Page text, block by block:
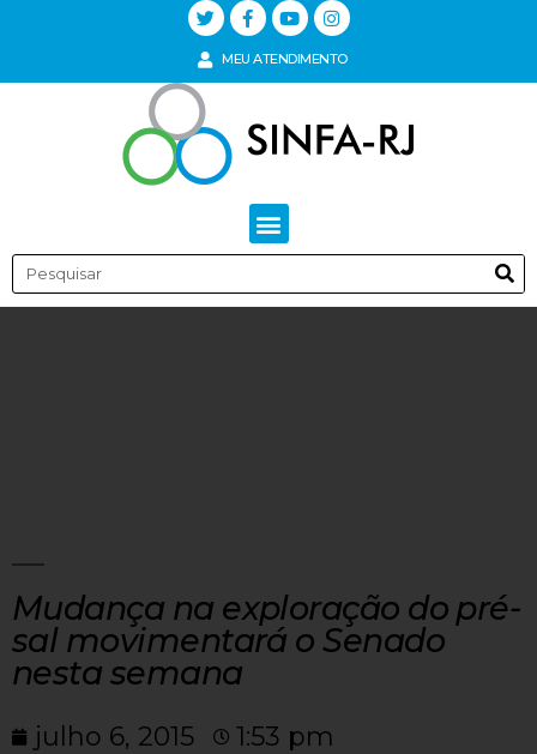
MEU ATENDIMENTO
Mudança na exploração do pré-
sal movimentará o Senado
nesta semana
julho 6, 2015
1:53 pm